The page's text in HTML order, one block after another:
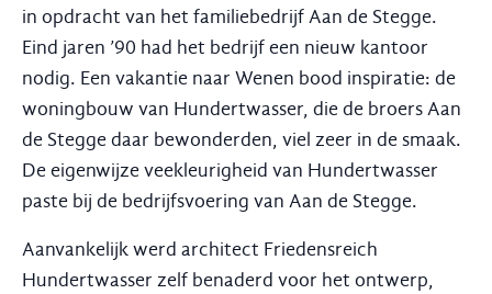
in opdracht van het familiebedrijf Aan de Stegge.
Eind jaren ’90 had het bedrijf een nieuw kantoor
nodig. Een vakantie naar Wenen bood inspiratie: de
woningbouw van Hundertwasser, die de broers Aan
de Stegge daar bewonderden, viel zeer in de smaak.
De eigenwijze veekleurigheid van Hundertwasser
paste bij de bedrijfsvoering van Aan de Stegge.
Aanvankelijk werd architect Friedensreich
Hundertwasser zelf benaderd voor het ontwerp,